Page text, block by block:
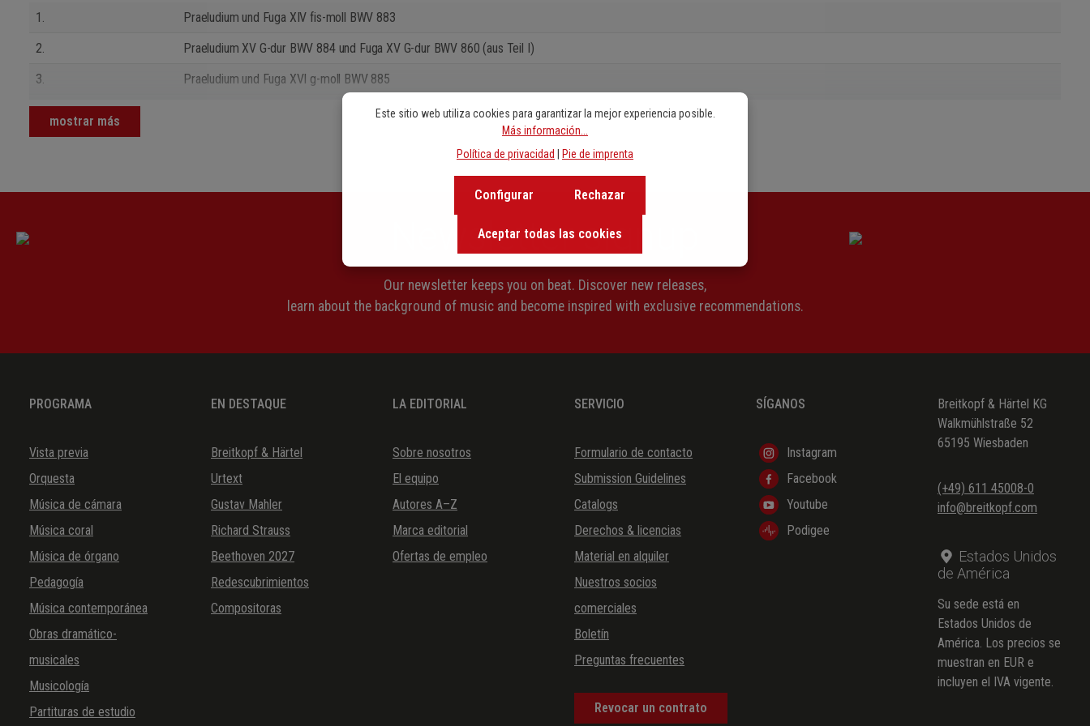
1.
Praeludium und Fuga XIV fis-moll BWV 883
2.
Praeludium XV G-dur BWV 884 und Fuga XV G-dur BWV 860 (aus Teil I)
3.
Praeludium und Fuga XVI g-moll BWV 885
4.
Praeludium und Fuga XVII As-dur BWV 886
5.
mostrar más
Newsletter signup
Our newsletter keeps you on beat. Discover new releases,
learn about the background of music and become inspired with exclusive recommendations.
PROGRAMA
Vista previa
Orquesta
Música de cámara
Música coral
Música de órgano
Pedagogía
Música contemporánea
Obras dramático-
musicales
Musicología
Partituras de estudio
EN DESTAQUE
Breitkopf & Härtel
Urtext
Gustav Mahler
Richard Strauss
Beethoven 2027
Redescubrimientos
Compositoras
LA EDITORIAL
Sobre nosotros
El equipo
Autores A–Z
Marca editorial
Ofertas de empleo
SERVICIO
Formulario de contacto
Submission Guidelines
Catalogs
Derechos & licencias
Material en alquiler
Nuestros socios
comerciales
Boletín
Preguntas frecuentes
Revocar un contrato
SÍGANOS
Instagram
Facebook
Youtube
Podigee
Breitkopf & Härtel KG
Walkmühlstraße 52
65195 Wiesbaden
(+49) 611 45008-0
info@breitkopf.com
Estados Unidos
de América
Su sede está en
Estados Unidos de
América. Los precios se
muestran en EUR e
incluyen el IVA vigente.
Este sitio web utiliza cookies para garantizar la mejor experiencia posible.
Más información...
Política de privacidad
Pie de imprenta
Rechazar
Configurar
Aceptar todas las cookies